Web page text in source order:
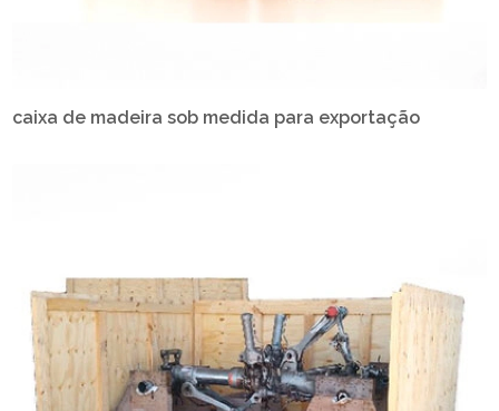
caixa de madeira sob medida para exportação